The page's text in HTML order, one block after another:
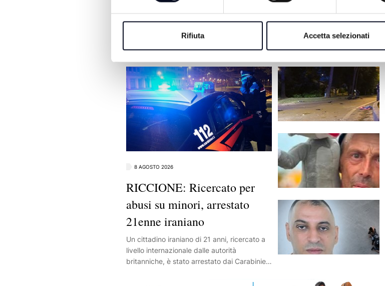
Rifiuta Accetta selezionati
8 AGOSTO 2026
RICCIONE: Ricercato per
abusi su minori, arrestato
21enne iraniano
Un cittadino iraniano di 21 anni, ricercato a
livello internazionale dalle autorità
britanniche, è stato arrestato dai Carabinieri
destinatario di un provvedimento di arresto